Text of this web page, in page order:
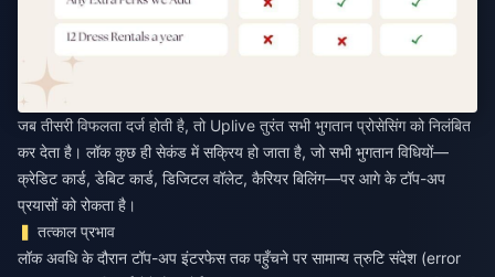
जब तीसरी विफलता दर्ज होती है, तो Uplive तुरंत सभी भुगतान प्रोसेसिंग को निलंबित
कर देता है। लॉक कुछ ही सेकंड में सक्रिय हो जाता है, जो सभी भुगतान विधियों—
क्रेडिट कार्ड, डेबिट कार्ड, डिजिटल वॉलेट, कैरियर बिलिंग—पर आगे के टॉप-अप
प्रयासों को रोकता है।
तत्काल प्रभाव
लॉक अवधि के दौरान टॉप-अप इंटरफेस तक पहुँचने पर सामान्य त्रुटि संदेश (error